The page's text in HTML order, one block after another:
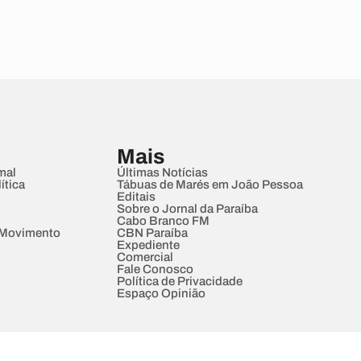
Mais
Últimas Notícias
Tábuas de Marés em João Pessoa
Editais
Sobre o Jornal da Paraíba
Cabo Branco FM
CBN Paraíba
Expediente
Comercial
Fale Conosco
Política de Privacidade
Espaço Opinião